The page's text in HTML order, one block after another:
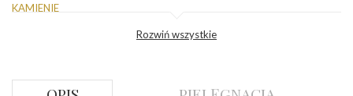
KAMIENIE
Rozwiń wszystkie